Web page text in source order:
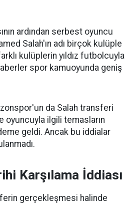
ardından serbest oyuncu
Salah'ın adı birçok kulüple
kulüplerin yıldız futbolcuyla
spor kamuoyunda geniş
da Salah transferi
oyuncuyla ilgili temasların
geldi. Ancak bu iddialar
Karşılama İddiası
gerçekleşmesi halinde